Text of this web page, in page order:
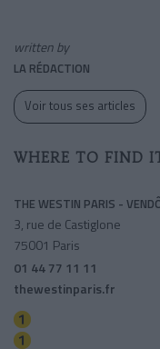
written by
LA RÉDACTION
Voir tous ses articles
WHERE TO FIND
THE WESTIN PARIS -
3, rue de Castiglone
75001 Paris
01 44 77 11 11
thewestinparis.fr